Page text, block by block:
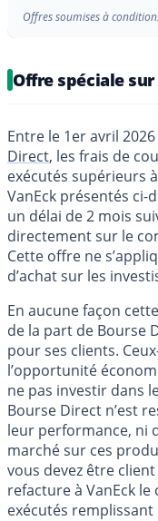
Offres soumises à
Offre spéciale sur
Entre le 1er avril
Direct, les frais de
exécutés supérieurs
VanEck présentés
un délai de 2 mois
directement sur le
Cette offre ne
d’achat sur les
En aucune façon
de la part de Bourse
pour ses clients.
l’opportunité
ne pas investir dans
Bourse Direct n’est
leur performance, ni
marché sur ces
vous devez être
refacture à VanEck
exécutés remplissant